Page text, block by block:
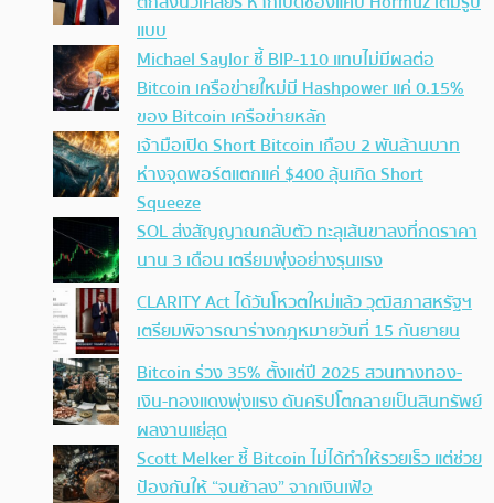
แบบ
Michael Saylor ชี้ BIP-110 แทบไม่มีผลต่อ
Bitcoin เครือข่ายใหม่มี Hashpower แค่ 0.15%
ของ Bitcoin เครือข่ายหลัก
เจ้ามือเปิด Short Bitcoin เกือบ 2 พันล้านบาท
ห่างจุดพอร์ตแตกแค่ $400 ลุ้นเกิด Short
Squeeze
SOL ส่งสัญญาณกลับตัว ทะลุเส้นขาลงที่กดราคา
นาน 3 เดือน เตรียมพุ่งอย่างรุนแรง
CLARITY Act ได้วันโหวตใหม่แล้ว วุฒิสภาสหรัฐฯ
เตรียมพิจารณาร่างกฎหมายวันที่ 15 กันยายน
Bitcoin ร่วง 35% ตั้งแต่ปี 2025 สวนทางทอง-
เงิน-ทองแดงพุ่งแรง ดันคริปโตกลายเป็นสินทรัพย์
ผลงานแย่สุด
Scott Melker ชี้ Bitcoin ไม่ได้ทำให้รวยเร็ว แต่ช่วย
ป้องกันให้ “จนช้าลง” จากเงินเฟ้อ